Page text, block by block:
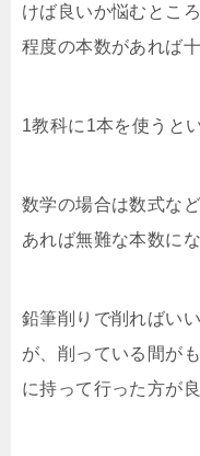
けば良いか悩むとこ
程度の本数があれば
1教科に1本を使うと
数学の場合は数式な
あれば無難な本数にな
鉛筆削りで削ればい
が、削っている間が
に持って行った方が